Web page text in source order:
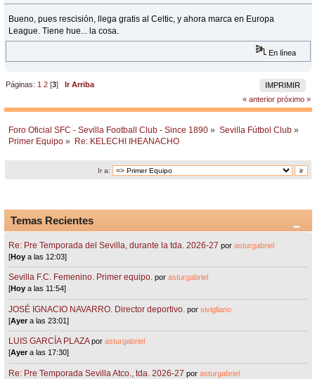
Bueno, pues rescisión, llega gratis al Celtic, y ahora marca en Europa
League. Tiene hue... la cosa.
En línea
IMPRIMIR
Páginas: 1 2 [3]Ir Arriba
« anterior próximo »
Foro Oficial SFC - Sevilla Football Club - Since 1890 » Sevilla Fútbol Club »
Primer Equipo » Re: KELECHI IHEANACHO
Ir a:
Temas Recientes
Re: Pre Temporada del Sevilla, durante la tda. 2026-27 porasturgabriel
[Hoy a las 12:03]
Sevilla F.C. Femenino. Primer equipo. porasturgabriel
[Hoy a las 11:54]
JOSÉ IGNACIO NAVARRO. Director deportivo. porsivigliano
[Ayera las 23:01]
LUIS GARCÍA PLAZA porasturgabriel
[Ayera las 17:30]
Re: Pre Temporada Sevilla Atco., tda. 2026-27 porasturgabriel